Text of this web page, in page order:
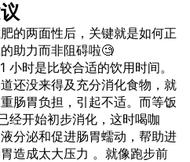
的两面性后，关键就是如何正
助力而非阻碍啦🧐
小时是比较合适的饮用时间。
还没来得及充分消化食物，就
肠胃负担，引起不适。而等饭
经开始初步消化，这时喝咖
分泌和促进肠胃蠕动，帮助进
造成太大压力 。就像跑步前